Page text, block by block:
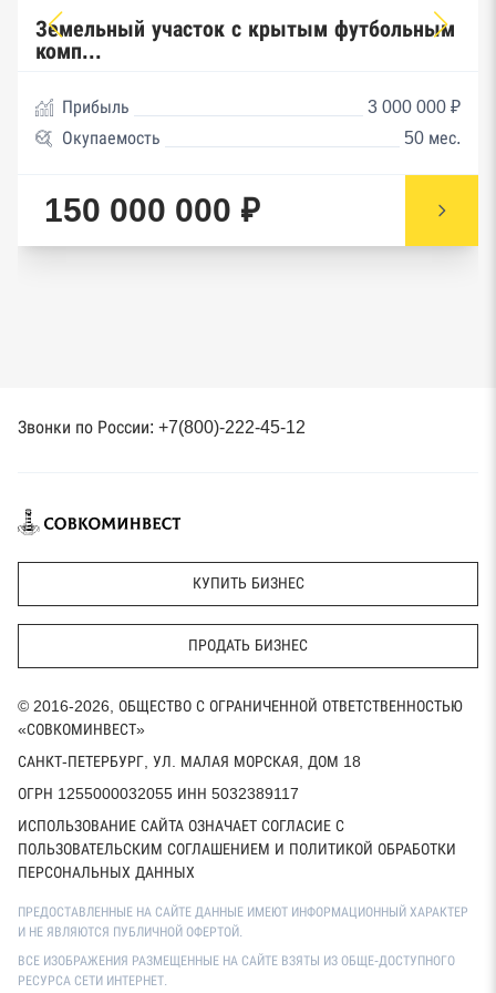
Земельный участок с крытым футбольным
комп...
Прибыль
3 000 000 ₽
Окупаемость
50 мес.
150 000 000 ₽
Звонки по России: +7(800)-222-45-12
КУПИТЬ БИЗНЕС
ПРОДАТЬ БИЗНЕС
© 2016-2026, ОБЩЕСТВО С ОГРАНИЧЕННОЙ ОТВЕТСТВЕННОСТЬЮ
«СОВКОМИНВЕСТ»
САНКТ-ПЕТЕРБУРГ, УЛ. МАЛАЯ МОРСКАЯ, ДОМ 18
ОГРН 1255000032055 ИНН 5032389117
ИСПОЛЬЗОВАНИЕ САЙТА ОЗНАЧАЕТ СОГЛАСИЕ С
ПОЛЬЗОВАТЕЛЬСКИМ СОГЛАШЕНИЕМ И ПОЛИТИКОЙ ОБРАБОТКИ
ПЕРСОНАЛЬНЫХ ДАННЫХ
ПРЕДОСТАВЛЕННЫЕ НА САЙТЕ ДАННЫЕ ИМЕЮТ ИНФОРМАЦИОННЫЙ ХАРАКТЕР
И НЕ ЯВЛЯЮТСЯ ПУБЛИЧНОЙ ОФЕРТОЙ.
ВСЕ ИЗОБРАЖЕНИЯ РАЗМЕЩЕННЫЕ НА САЙТЕ ВЗЯТЫ ИЗ ОБЩЕ-ДОСТУПНОГО
РЕСУРСА СЕТИ ИНТЕРНЕТ.